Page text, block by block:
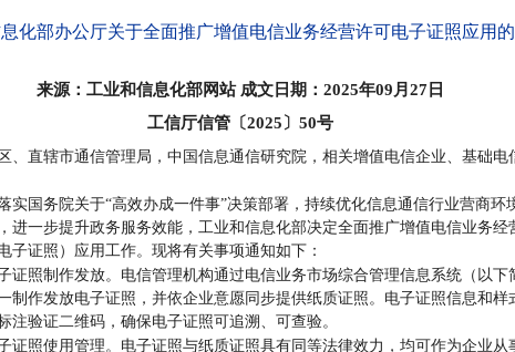
化部办公厅关于全面推广增值电信业务经营许可电子证照应用
来源：工业和信息化部网站 成文日期：2025年09月27日
工信厅信管〔2025〕50号
、直辖市通信管理局，中国信息通信研究院，相关增值电信企业、基础电
实国务院关于“高效办成一件事”决策部署，持续优化信息通信行业营商环
进一步提升政务服务效能，工业和信息化部决定全面推广增值电信业务经
子证照）应用工作。现将有关事项通知如下：
证照制作发放。电信管理机构通过电信业务市场综合管理信息系统（以下
制作发放电子证照，并依企业意愿同步提供纸质证照。电子证照信息和样
注验证二维码，确保电子证照可追溯、可查验。
证照使用管理。电子证照与纸质证照具有同等法律效力，均可作为企业从